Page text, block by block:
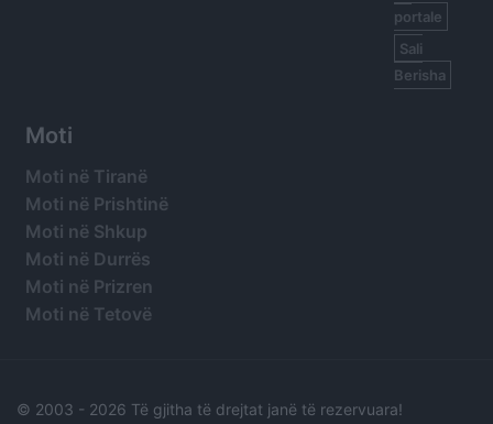
portale
Sali
Berisha
Moti
Moti në Tiranë
Moti në Prishtinë
Moti në Shkup
Moti në Durrës
Moti në Prizren
Moti në Tetovë
© 2003 - 2026 Të gjitha të drejtat janë të rezervuara!